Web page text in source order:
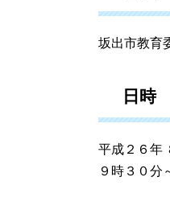
坂出市教育
日時
平成２６年
９時３０分